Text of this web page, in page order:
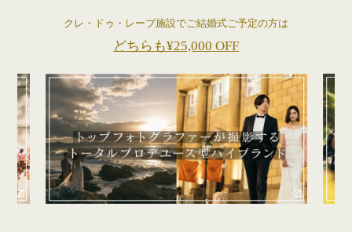
クレ・ドゥ・レーブ施設でご結婚式ご予定の方は
どちらも¥25,000 OFF